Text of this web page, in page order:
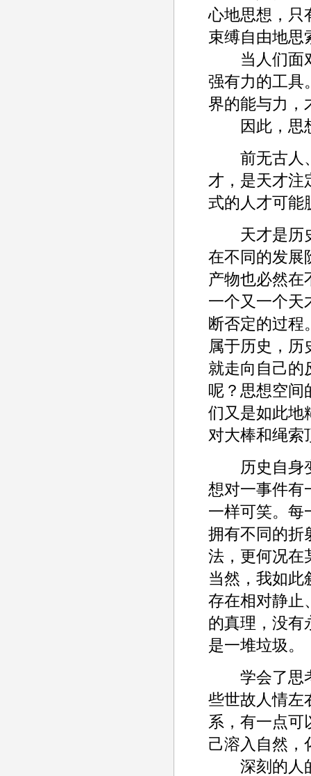
心地思想，只
束缚自由地思
当人们面对
强有力的工具
界的能与力，
因此，思想
前无古人、
才，是天才注
式的人才可能
天才是历史
在不同的发展
产物也必然在
一个又一个天
断否定的过程
属于历史，历
就走向自己的
呢？思想空间
们又是如此地
对大棒和绳索
历史自身变
想对一事件有
一样可笑。每
拥有不同的折
法，更何况在
当然，我如此
存在相对静止
的真理，没有
是一堆垃圾。
学会了思考
些世故人情左
系，有一点可
己溶入自然，
深刻的人的